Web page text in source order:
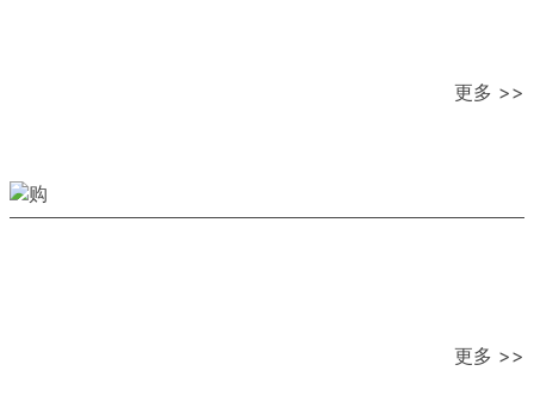
更多 >>
更多 >>